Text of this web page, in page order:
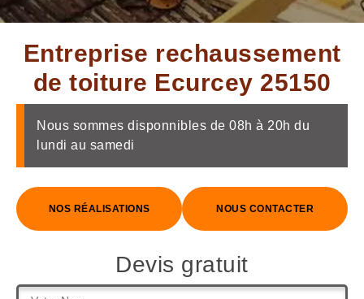
Entreprise rechaussement
de toiture Ecurcey 25150
Nous sommes disponnibles de 08h à 20h du
lundi au samedi
NOS RÉALISATIONS NOUS CONTACTER
Devis gratuit